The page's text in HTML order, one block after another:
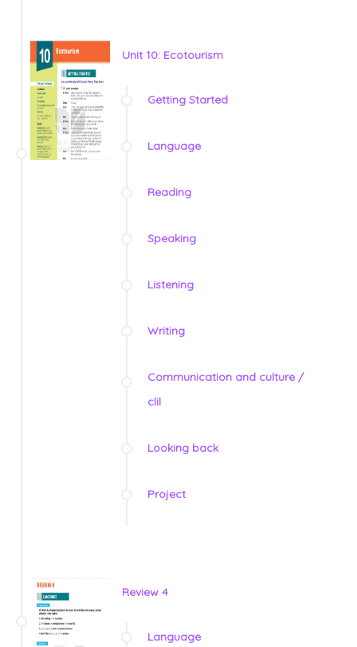
Unit 10: Ecotourism
Getting Started
Language
Reading
Speaking
Listening
Writing
Communication and culture /
clil
Looking back
Project
Review 4
Language